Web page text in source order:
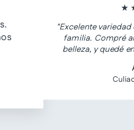
"Excelente
familia. Compré
belleza, y quedé